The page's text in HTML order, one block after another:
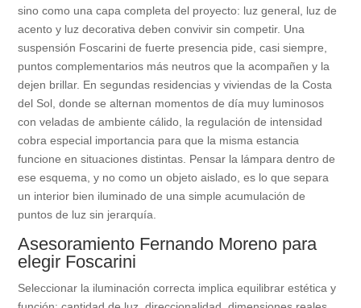
sino como una capa completa del proyecto: luz general, luz de
acento y luz decorativa deben convivir sin competir. Una
suspensión Foscarini de fuerte presencia pide, casi siempre,
puntos complementarios más neutros que la acompañen y la
dejen brillar. En segundas residencias y viviendas de la Costa
del Sol, donde se alternan momentos de día muy luminosos
con veladas de ambiente cálido, la regulación de intensidad
cobra especial importancia para que la misma estancia
funcione en situaciones distintas. Pensar la lámpara dentro de
ese esquema, y no como un objeto aislado, es lo que separa
un interior bien iluminado de una simple acumulación de
puntos de luz sin jerarquía.
Asesoramiento Fernando Moreno para
elegir Foscarini
Seleccionar la iluminación correcta implica equilibrar estética y